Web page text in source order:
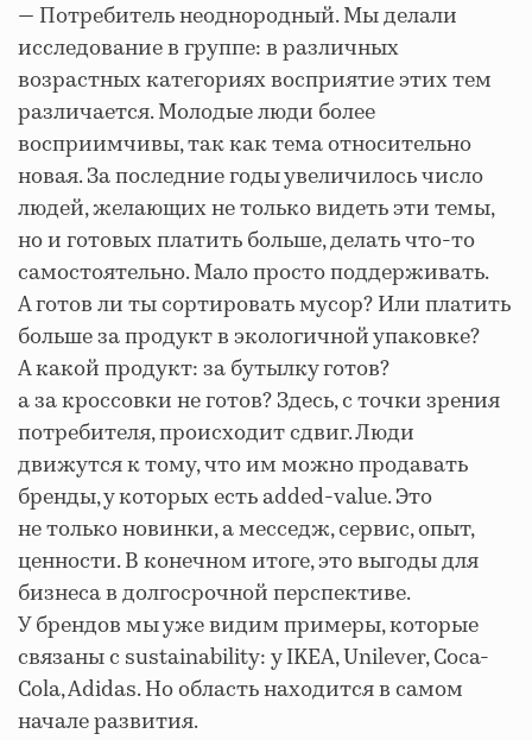
— Потребитель неоднородный. Мы делали
исследование в группе: в различных
возрастных категориях восприятие этих тем
различается. Молодые люди более
восприимчивы, так как тема относительно
новая. За последние годы увеличилось число
людей, желающих не только видеть эти темы,
но и готовых платить больше, делать что-то
самостоятельно. Мало просто поддерживать.
А готов ли ты сортировать мусор? Или платить
больше за продукт в экологичной упаковке?
А какой продукт: за бутылку готов?
а за кроссовки не готов? Здесь, с точки зрения
потребителя, происходит сдвиг. Люди
движутся к тому, что им можно продавать
бренды, у которых есть added-value. Это
не только новинки, а месседж, сервис, опыт,
ценности. В конечном итоге, это выгоды для
бизнеса в долгосрочной перспективе.
У брендов мы уже видим примеры, которые
связаны с sustainability: у IKEA, Unilever, Coca-
Cola, Adidas. Но область находится в самом
начале развития.